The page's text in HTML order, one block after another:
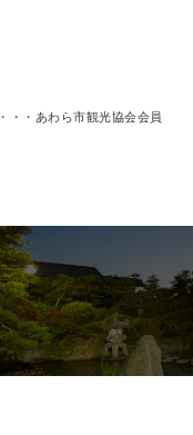
・・・あわら市観光協会会員